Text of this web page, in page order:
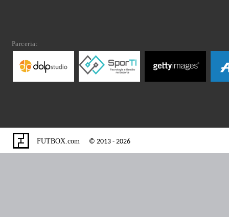
Parceria:
FUTBOX.com © 2013 - 2026